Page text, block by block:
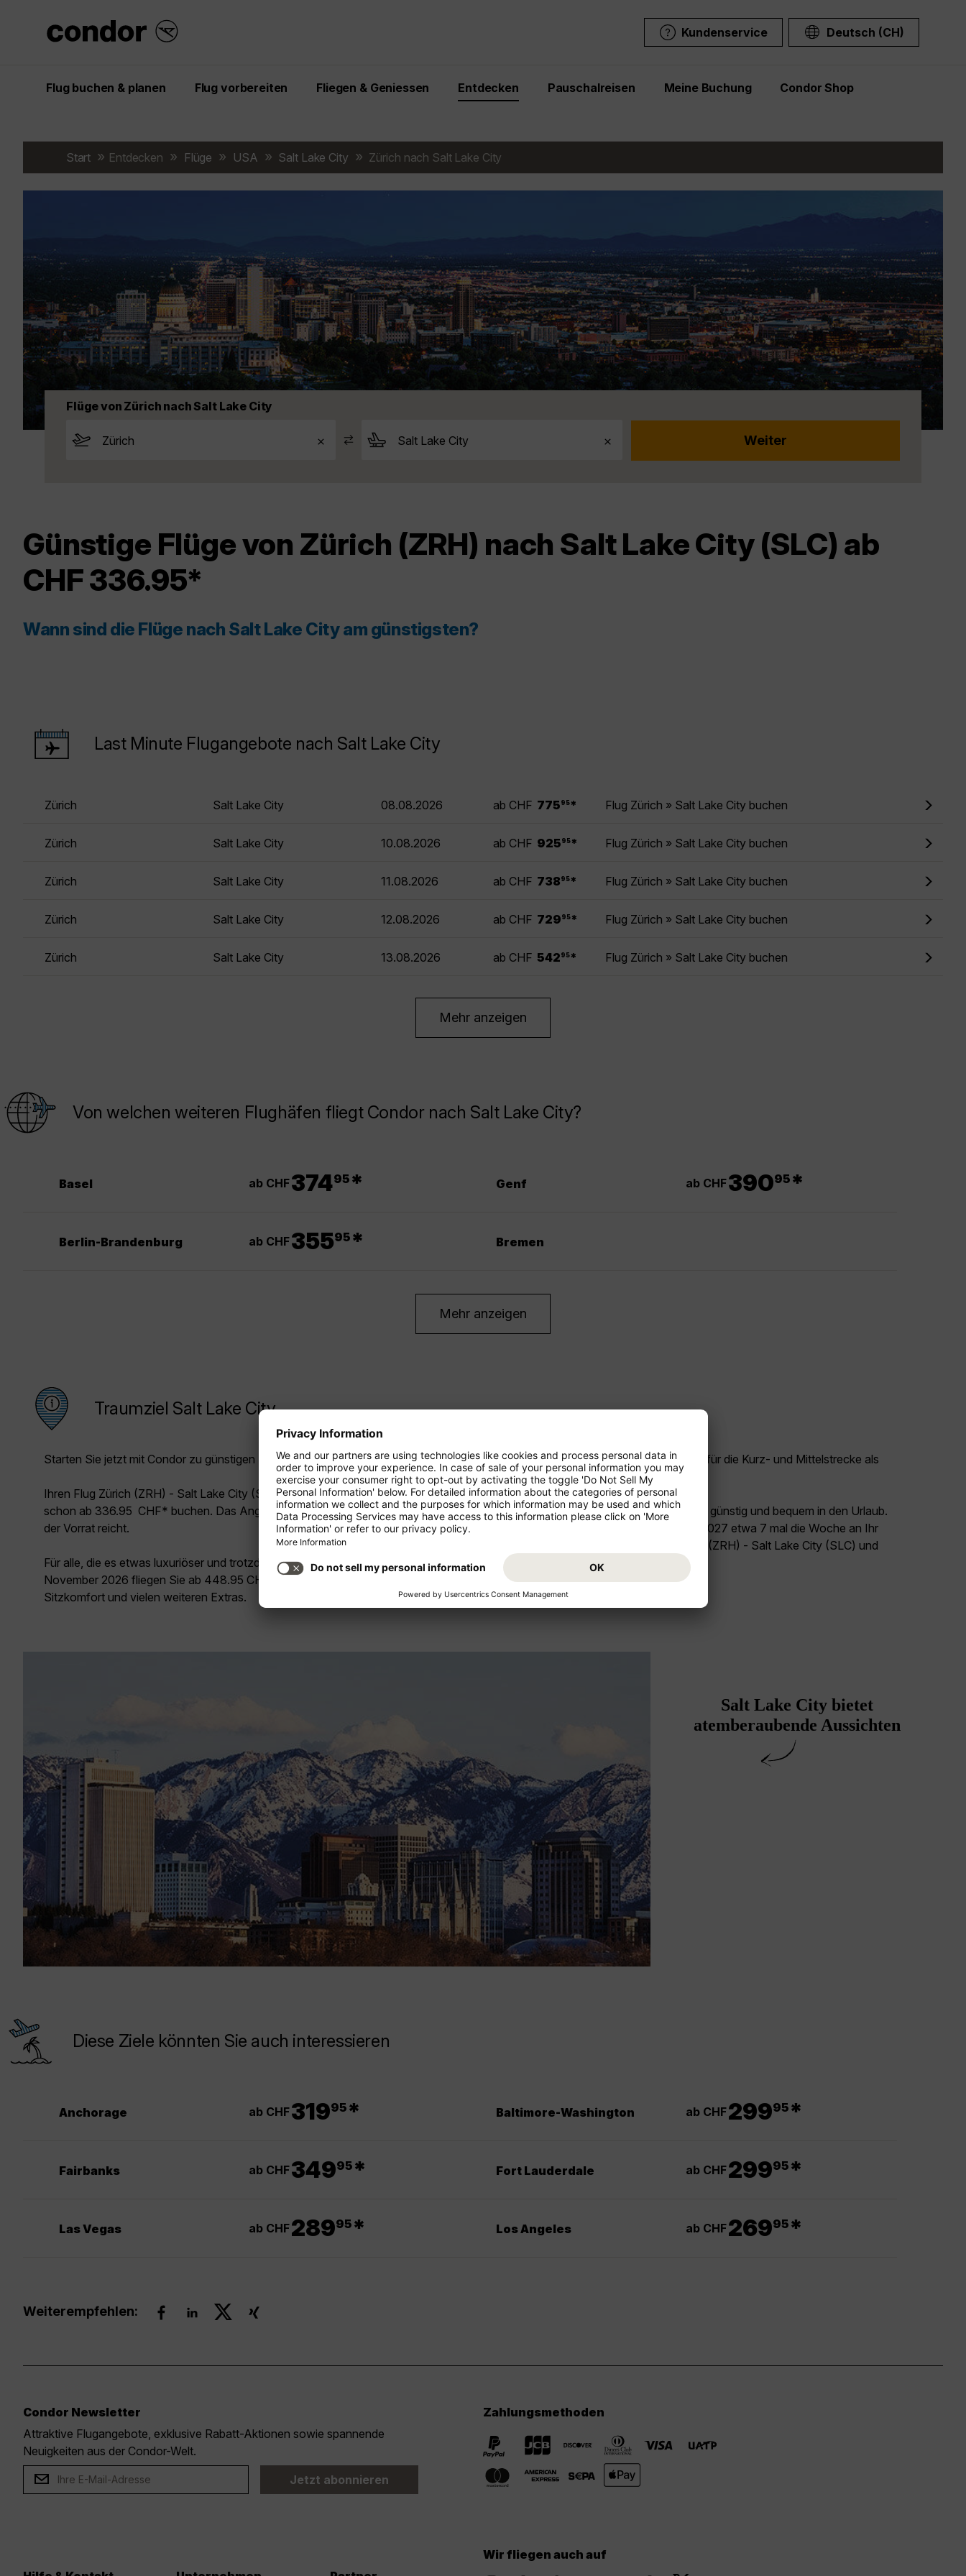
Kundenservice Deutsch (CH)
Flug buchen & planen Flug vorbereiten Fliegen & Geniessen Entdecken Pauschalreisen Meine Buchung Condor Shop
Start Entdecken Flüge USA Salt Lake City Zürich nach Salt Lake City
Flüge von Zürich nach Salt Lake City
Günstige Flüge von Zürich (ZRH) nach Salt Lake City (SLC) ab
CHF 336.95*
Wann sind die Flüge nach Salt Lake City am günstigsten?
Last Minute Flugangebote nach Salt Lake City
Zürich Salt Lake City 08.08.2026 ab CHF 775 95 * Flug Zürich » Salt Lake City buchen
Zürich Salt Lake City 10.08.2026 ab CHF 925 95 * Flug Zürich » Salt Lake City buchen
Zürich Salt Lake City 11.08.2026 ab CHF 738 95 * Flug Zürich » Salt Lake City buchen
Zürich Salt Lake City 12.08.2026 ab CHF 729 95 * Flug Zürich » Salt Lake City buchen
Zürich Salt Lake City 13.08.2026 ab CHF 542 95 * Flug Zürich » Salt Lake City buchen
Mehr anzeigen
Von welchen weiteren Flughäfen fliegt Condor nach Salt Lake City?
Basel ab CHF37495 * Genf ab CHF39095 *
Berlin-Brandenburg ab CHF35595 * Bremen
Mehr anzeigen
Traumziel Salt Lake City
Starten Sie jetzt mit Condor zu günstigen Preisen in Ihren Urlaub!
Ihren Flug Zürich (ZRH) - Salt Lake City (SLC) können Sie in der Economy Class
schon ab 336.95 CHF* buchen. Das Angebot gilt im November 2026, solange
der Vorrat reicht.
Für alle, die es etwas luxuriöser und trotzdem unschlagbar günstig mögen: Im
November 2026 fliegen Sie ab 448.95 CHF* Premium Class – mit mehr
Sitzkomfort und vielen weiteren Extras.
Condor bietet Ihnen sowohl günstige Flüge für die Kurz- und Mittelstrecke als
auch Flugangebote für Langstreckenflüge.
Starten Sie von Ihrem Abflugsland Schweiz günstig und bequem in den Urlaub.
Condor fliegt Sie von August 2026 bis Juli 2027 etwa 7 mal die Woche an Ihr
Traumziel! Buchen Sie jetzt den Flug Zürich (ZRH) - Salt Lake City (SLC) und
freuen Sie sich auf Ihr Reiseziel USA!
Salt Lake City bietet
atemberaubende Aussichten
Diese Ziele könnten Sie auch interessieren
Anchorage ab CHF31995 * Baltimore-Washington ab CHF29995 *
Fairbanks ab CHF34995 * Fort Lauderdale ab CHF29995 *
Las Vegas ab CHF28995 * Los Angeles ab CHF26995 *
Weiterempfehlen:
Condor Newsletter
Attraktive Flugangebote, exklusive Rabatt-Aktionen sowie spannende
Neuigkeiten aus der Condor-Welt.
Jetzt abonnieren
Zahlungsmethoden
Wir fliegen auch auf